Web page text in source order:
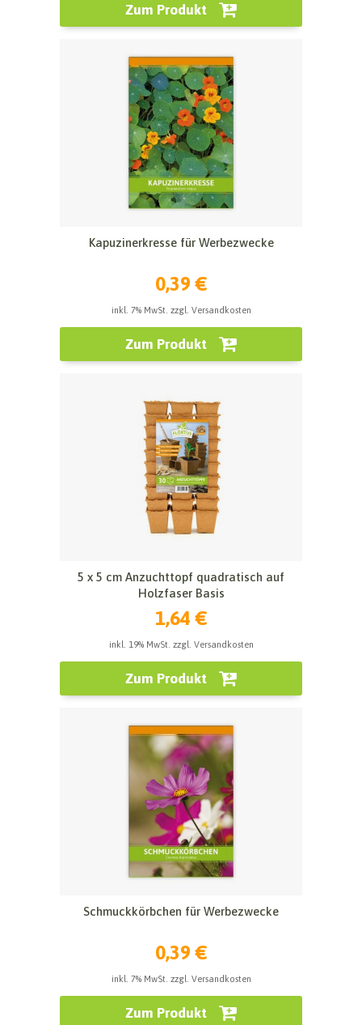
Zum Produkt
Kapuzinerkresse für Werbezwecke
0,39 €
inkl. 7% MwSt. zzgl. Versandkosten
Zum Produkt
5 x 5 cm Anzuchttopf quadratisch auf
Holzfaser Basis
1,64 €
inkl. 19% MwSt. zzgl. Versandkosten
Zum Produkt
Schmuckkörbchen für Werbezwecke
0,39 €
inkl. 7% MwSt. zzgl. Versandkosten
Zum Produkt